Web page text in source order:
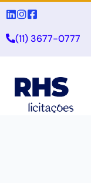
(11) 3677-0777